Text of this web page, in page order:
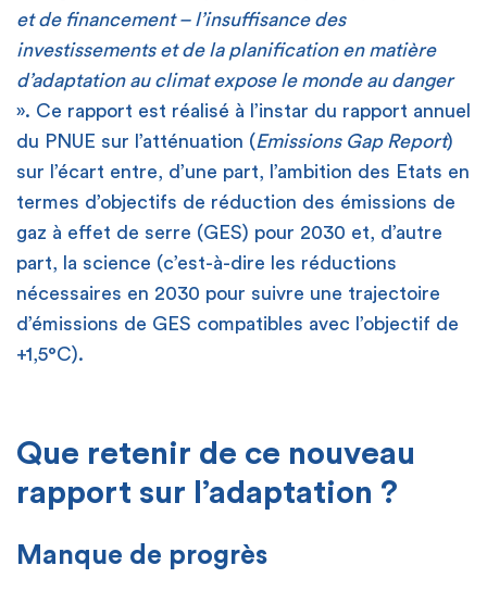
et de financement – l’insuffisance des
investissements et de la planification en matière
d’adaptation au climat expose le monde au danger
». Ce rapport est réalisé à l’instar du rapport annuel
du PNUE sur l’atténuation (Emissions Gap Report)
sur l’écart entre, d’une part, l’ambition des Etats en
termes d’objectifs de réduction des émissions de
gaz à effet de serre (GES) pour 2030 et, d’autre
part, la science (c’est-à-dire les réductions
nécessaires en 2030 pour suivre une trajectoire
d’émissions de GES compatibles avec l’objectif de
+1,5°C).
Que retenir de ce nouveau
rapport sur l’adaptation ?
Manque de progrès